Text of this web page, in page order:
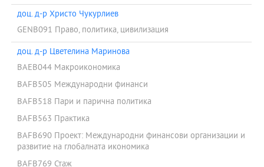
доц. д-р Христо Чукурлиев
GENB091 Право, политика, цивилизация
доц. д-р Цветелина Маринова
BAEB044 Макроикономика
BAFB505 Международни финанси
BAFB518 Пари и парична политика
BAFB563 Практика
BAFB690 Проект: Международни финансови организации и
развитие на глобалната икономика
BAFB769 Стаж